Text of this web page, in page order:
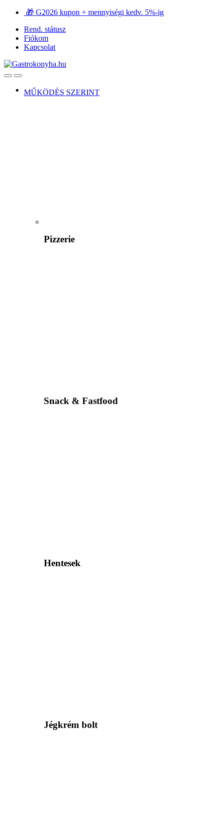
Ugrás
navigációhoz
Ugrás
tartalomra
🎁 G2026 kupon + mennyiségi kedv. 5%-ig
Rend. státusz
Fiókom
Kapcsolat
OpenClose
MŰKÖDÉS SZERINT
Pizzerie
Snack & Fastfood
Hentesek
Jégkrém bolt